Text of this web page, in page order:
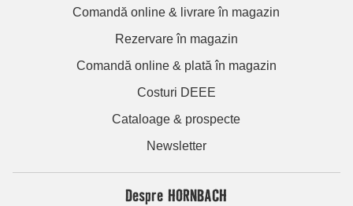
Comandă online & livrare în magazin
Rezervare în magazin
Comandă online & plată în magazin
Costuri DEEE
Cataloage & prospecte
Newsletter
Despre HORNBACH